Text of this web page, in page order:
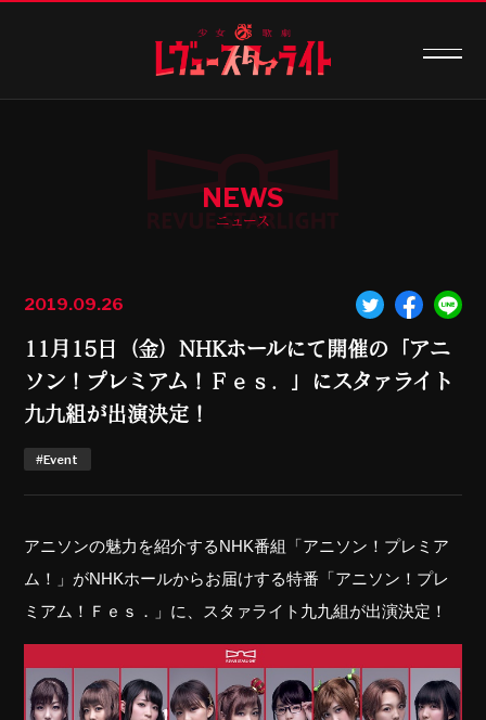
NEWS
ニュース
2019.09.26
11月15日（金）NHKホールにて開催の「アニ
ソン！プレミアム！Ｆｅｓ．」にスタァライト
九九組が出演決定！
#Event
アニソンの魅力を紹介するNHK番組「アニソン！プレミア
ム！」がNHKホールからお届けする特番「アニソン！プレ
ミアム！Ｆｅｓ．」に、スタァライト九九組が出演決定！